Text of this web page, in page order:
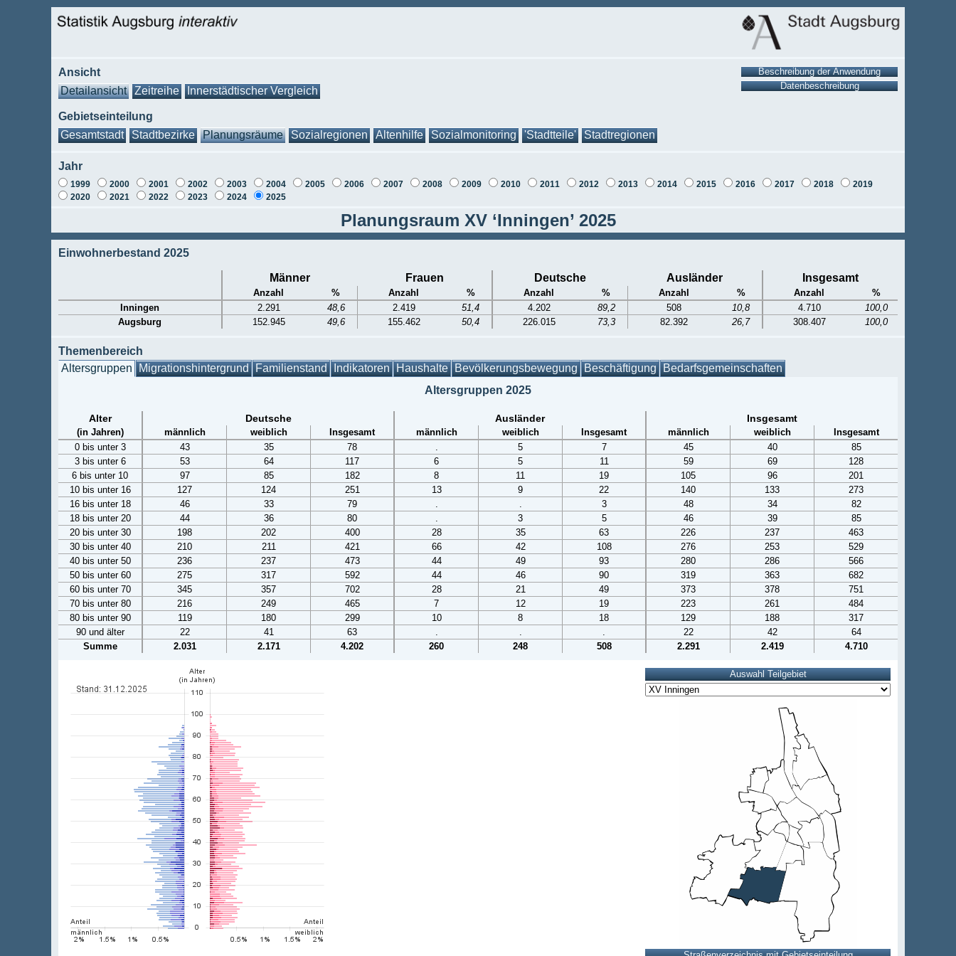
Ansicht
Detailansicht
Zeitreihe Innerstädtischer Vergleich
Gebietseinteilung
Gesamtstadt
Stadtbezirke Planungsräume Sozialregionen Altenhilfe Sozialmonitoring 'Stadtteile' Stadtregionen
Jahr
1999 2000 2001 2002 2003 2004 2005 2006 2007 2008 2009 2010 2011 2012 2013 2014 2015 2016 2017 2018
2019
2020
2021 2022 2023 2024 2025
Planungsraum XV ‘Inningen’ 2025
Einwohnerbestand 2025
Männer Frauen Deutsche Ausländer Insgesamt
Anzahl % Anzahl % Anzahl % Anzahl % Anzahl
%
Inningen
2.291 48,6 2.419 51,4 4.202 89,2 508 10,8 4.710
100,0
Augsburg
152.945 49,6 155.462 50,4 226.015 73,3 82.392 26,7 308.407 100,0
Themenbereich
Altersgruppen Migrationshintergrund Familienstand Indikatoren Haushalte Bevölkerungsbewegung Beschäftigung Bedarfsgemeinschaften
Altersgruppen 2025
Alter Deutsche Ausländer Insgesamt
(in Jahren) männlich weiblich Insgesamt männlich weiblich Insgesamt männlich weiblich
Insgesamt
0 bis unter 3
43 35 78 . 5 7 45 40
85
3 bis unter 6
53 64 117 6 5 11 59 69
128
6 bis unter 10
97 85 182 8 11 19 105 96
201
10 bis unter 16
127 124 251 13 9 22 140 133
273
16 bis unter 18
46 33 79 . . 3 48 34
82
18 bis unter 20
44 36 80 . 3 5 46 39
85
20 bis unter 30
198 202 400 28 35 63 226 237
463
30 bis unter 40
210 211 421 66 42 108 276 253
529
40 bis unter 50
236 237 473 44 49 93 280 286
566
50 bis unter 60
275 317 592 44 46 90 319 363
682
60 bis unter 70
345 357 702 28 21 49 373 378
751
70 bis unter 80
216 249 465 7 12 19 223 261
484
80 bis unter 90
119 180 299 10 8 18 129 188
317
90 und älter
22 41 63 . . . 22 42
64
Summe
2.031 2.171 4.202 260 248 508 2.291 2.419 4.710